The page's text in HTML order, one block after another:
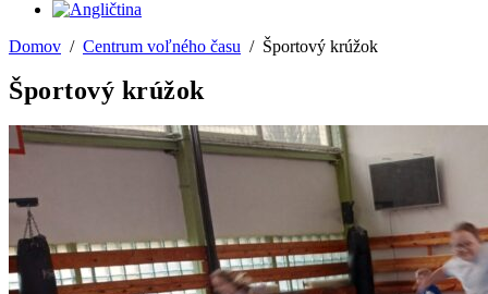
Domov Centrum voľného času Športový krúžok
Športový krúžok